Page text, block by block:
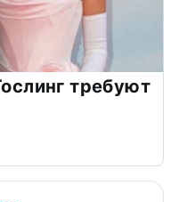
требуют